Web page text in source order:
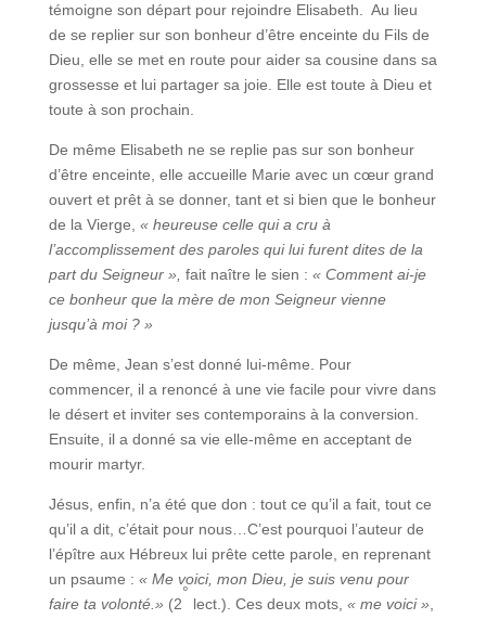
témoigne son départ pour rejoindre Elisabeth. Au lieu
de se replier sur son bonheur d’être enceinte du Fils de
Dieu, elle se met en route pour aider sa cousine dans sa
grossesse et lui partager sa joie. Elle est toute à Dieu et
toute à son prochain.
De même Elisabeth ne se replie pas sur son bonheur
d’être enceinte, elle accueille Marie avec un cœur grand
ouvert et prêt à se donner, tant et si bien que le bonheur
de la Vierge, « heureuse celle qui a cru à
l’accomplissement des paroles qui lui furent dites de la
part du Seigneur », fait naître le sien : « Comment ai-je
ce bonheur que la mère de mon Seigneur vienne
jusqu’à moi ? »
De même, Jean s’est donné lui-même. Pour
commencer, il a renoncé à une vie facile pour vivre dans
le désert et inviter ses contemporains à la conversion.
Ensuite, il a donné sa vie elle-même en acceptant de
mourir martyr.
Jésus, enfin, n’a été que don : tout ce qu’il a fait, tout ce
qu’il a dit, c’était pour nous…C’est pourquoi l’auteur de
l’épître aux Hébreux lui prête cette parole, en reprenant
un psaume : « Me voici, mon Dieu, je suis venu pour
faire ta volonté.» (2
°
lect.). Ces deux mots, « me voici »